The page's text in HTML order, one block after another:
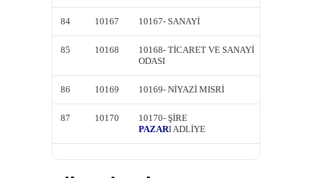
84 10167 10167- SANAYİ
85 10168
10168- TİCARET VE SANAYİ
ODASI
86 10169 10169- NİYAZİ MISRİ
87 10170
10170- ŞİRE
PAZARI ADLİYE